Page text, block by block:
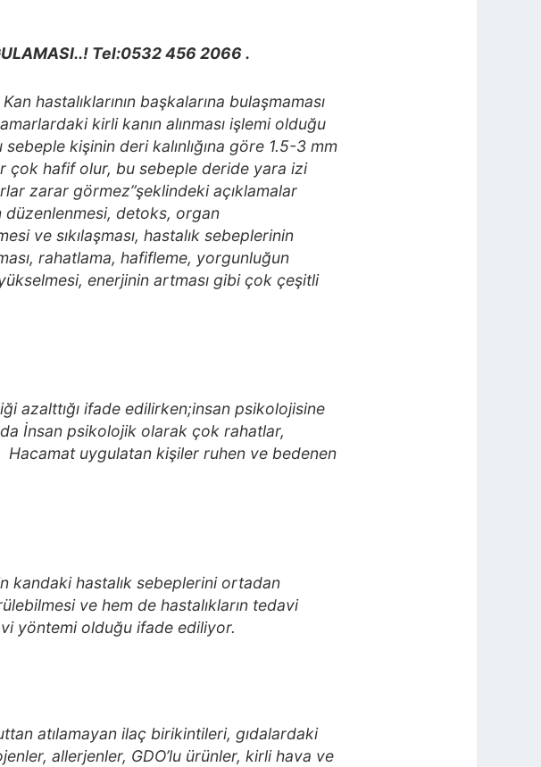
Tel:0532 456 2066 .
hastalıklarının başkalarına bulaşmaması
kirli kanın alınması işlemi olduğu
sebeple kişinin deri kalınlığına göre 1.5-3 mm
çok hafif olur, bu sebeple deride yara izi
zarar görmez”şeklindeki açıklamalar
düzenlenmesi, detoks, organ
ve sıkılaşması, hastalık sebeplerinin
rahatlama, hafifleme, yorgunluğun
enerjinin artması gibi çok çeşitli
azalttığı ifade edilirken;insan psikolojisine
İnsan psikolojik olarak çok rahatlar,
Hacamat uygulatan kişiler ruhen ve bedenen
kandaki hastalık sebeplerini ortadan
ve hem de hastalıkların tedavi
yöntemi olduğu ifade ediliyor.
atılamayan ilaç birikintileri, gıdalardaki
allerjenler, GDO’lu ürünler, kirli hava ve